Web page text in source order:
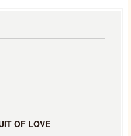
OF LOVE